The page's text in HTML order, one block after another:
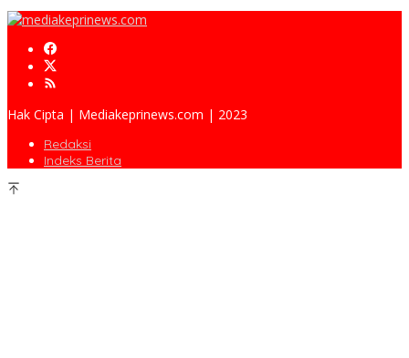
Hak Cipta | Mediakeprinews.com | 2023
Redaksi
Indeks Berita